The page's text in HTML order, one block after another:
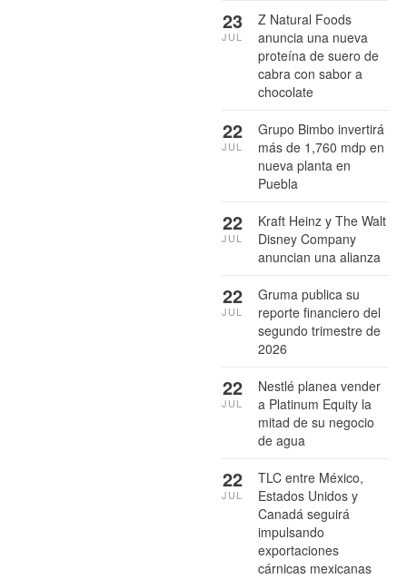
Z Natural Foods
anuncia una nueva
proteína de suero de
cabra con sabor a
chocolate
23
JUL
Grupo Bimbo invertirá
más de 1,760 mdp en
nueva planta en
Puebla
22
JUL
Kraft Heinz y The Walt
Disney Company
anuncian una alianza
22
JUL
Gruma publica su
reporte financiero del
segundo trimestre de
2026
22
JUL
Nestlé planea vender
a Platinum Equity la
mitad de su negocio
de agua
22
JUL
TLC entre México,
Estados Unidos y
Canadá seguirá
impulsando
exportaciones
cárnicas mexicanas
22
JUL